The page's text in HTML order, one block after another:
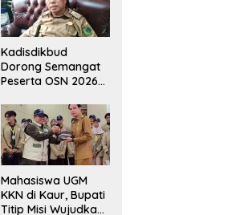
Kadisdikbud
Dorong Semangat
Peserta OSN 2026
Mahasiswa UGM
KKN di Kaur, Bupati
Titip Misi Wujudkan